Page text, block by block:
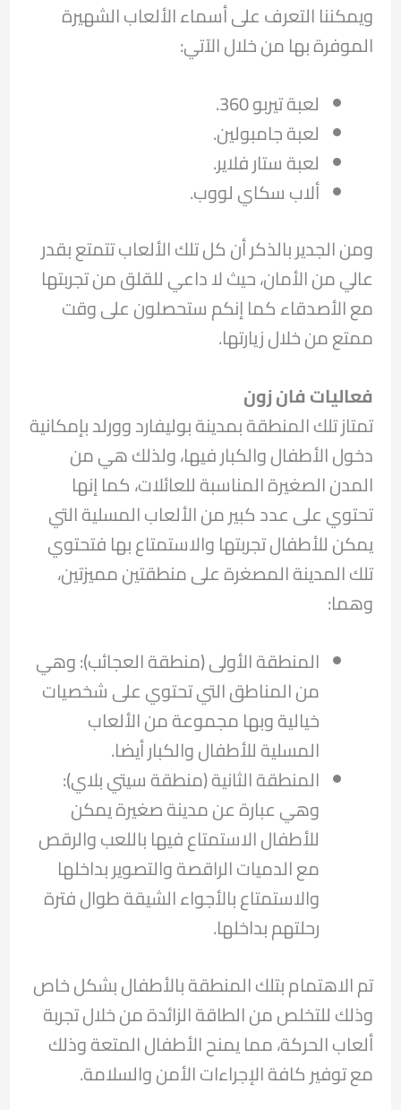
ويمكننا التعرف على أسماء الألعاب الشهيرة
الموفرة بها من خلال الآتي:
لعبة تيربو 360.
لعبة جامبولين.
لعبة ستار فلاير.
ألاب سكاي لووب.
ومن الجدير بالذكر أن كل تلك الألعاب تتمتع بقدر
عالي من الأمان، حيث لا داعي للقلق من تجربتها
مع الأصدقاء كما إنكم ستحصلون على وقت
ممتع من خلال زيارتها.
فعاليات فان زون
تمتاز تلك المنطقة بمدينة بوليفارد وورلد بإمكانية
دخول الأطفال والكبار فيها، ولذلك هي من
المدن الصغيرة المناسبة للعائلات، كما إنها
تحتوي على عدد كبير من الألعاب المسلية التي
يمكن للأطفال تجربتها والاستمتاع بها فتحتوي
تلك المدينة المصغرة على منطقتين مميزتين،
وهما:
المنطقة الأولى (منطقة العجائب): وهي
من المناطق التي تحتوي على شخصيات
خيالية وبها مجموعة من الألعاب
المسلية للأطفال والكبار أيضا.
المنطقة الثانية (منطقة سيتي بلاي):
وهي عبارة عن مدينة صغيرة يمكن
للأطفال الاستمتاع فيها باللعب والرقص
مع الدميات الراقصة والتصوير بداخلها
والاستمتاع بالأجواء الشيقة طوال فترة
رحلتهم بداخلها.
تم الاهتمام بتلك المنطقة بالأطفال بشكل خاص
وذلك للتخلص من الطاقة الزائدة من خلال تجربة
ألعاب الحركة، مما يمنح الأطفال المتعة وذلك
مع توفير كافة الإجراءات الأمن والسلامة.